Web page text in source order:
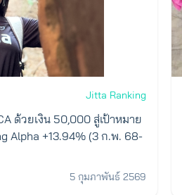
Jitta Ranking
ด้วยเงิน 50,000 สู่เป้าหมาย
Alpha +13.94% (3 ก.พ. 68-
5 กุมภาพันธ์ 2569